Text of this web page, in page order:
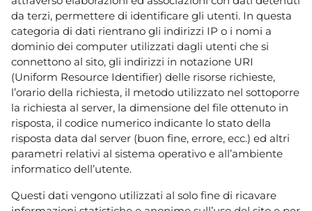
da terzi, permettere di identificare gli utenti. In questa
categoria di dati rientrano gli indirizzi IP o i nomi a
dominio dei computer utilizzati dagli utenti che si
connettono al sito, gli indirizzi in notazione URI
(Uniform Resource Identifier) delle risorse richieste,
l’orario della richiesta, il metodo utilizzato nel sottoporre
la richiesta al server, la dimensione del file ottenuto in
risposta, il codice numerico indicante lo stato della
risposta data dal server (buon fine, errore, ecc.) ed altri
parametri relativi al sistema operativo e all’ambiente
informatico dell’utente.
Questi dati vengono utilizzati al solo fine di ricavare